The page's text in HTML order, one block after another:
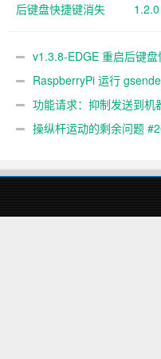
后键盘快捷键消失
v1.3.8-EDGE 重启后键
关闭RaspberryPi 运行
#89功能请求：抑制发送到机
gcode 注释。 #444 关闭
操纵杆运动的剩余问题